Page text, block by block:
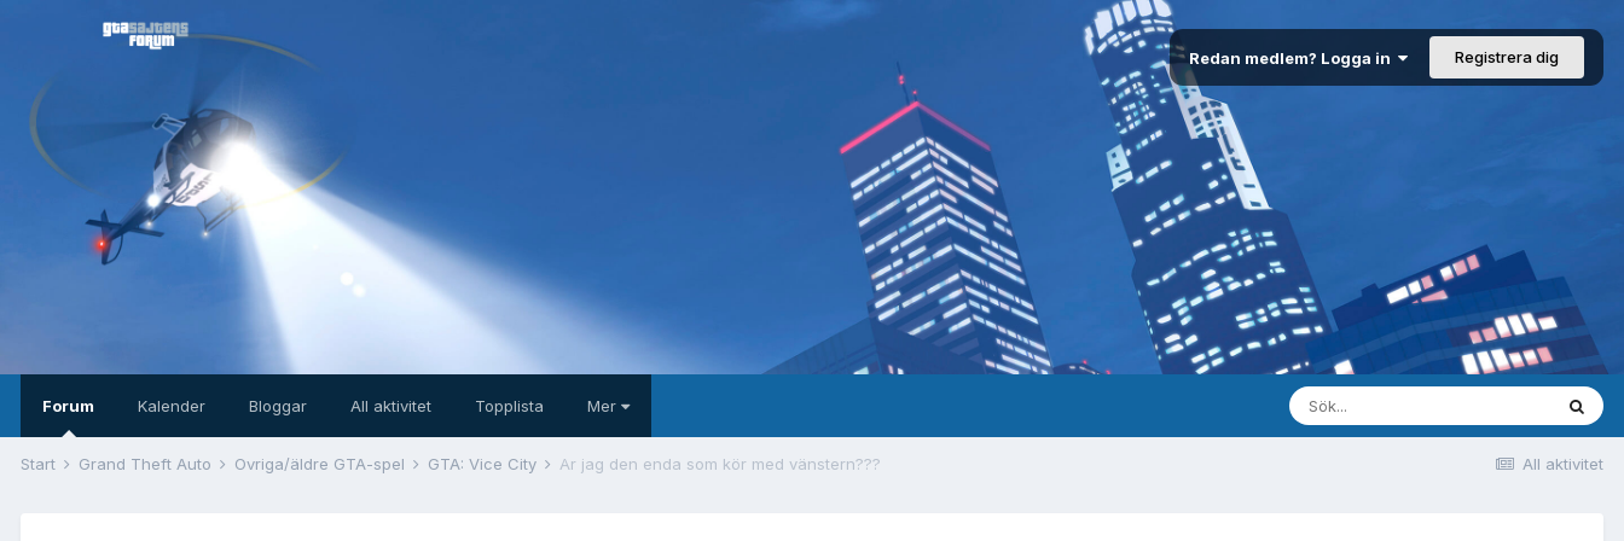
Redan medlem? Logga in Registrera dig
Forum Kalender Bloggar All aktivitet Topplista Mer
All aktivitet
Start Grand Theft Auto Övriga/äldre GTA-spel GTA: Vice City Är jag den enda som kör med vänstern???